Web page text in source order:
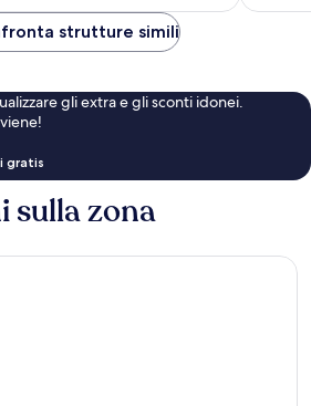
100 €
strutture simili
gli extra e gli sconti idonei.
gratis
sulla zona